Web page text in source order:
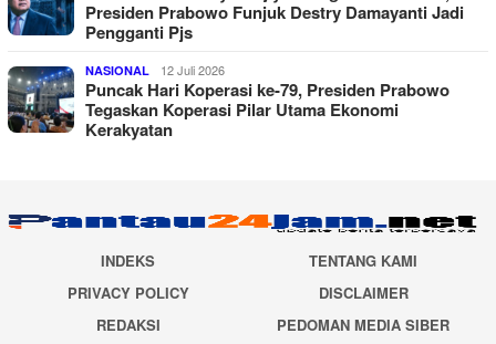
Presiden Prabowo Funjuk Destry Damayanti Jadi
Pengganti Pjs
NASIONAL 12 Juli 2026
Puncak Hari Koperasi ke-79, Presiden Prabowo
Tegaskan Koperasi Pilar Utama Ekonomi
Kerakyatan
INDEKS
TENTANG KAMI
PRIVACY POLICY
DISCLAIMER
REDAKSI
PEDOMAN MEDIA SIBER